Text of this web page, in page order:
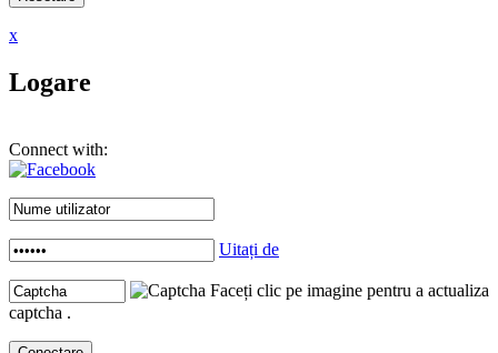
x
Logare
Connect with:
Uitați de
Faceți clic pe imagine pentru a actualiza
captcha .